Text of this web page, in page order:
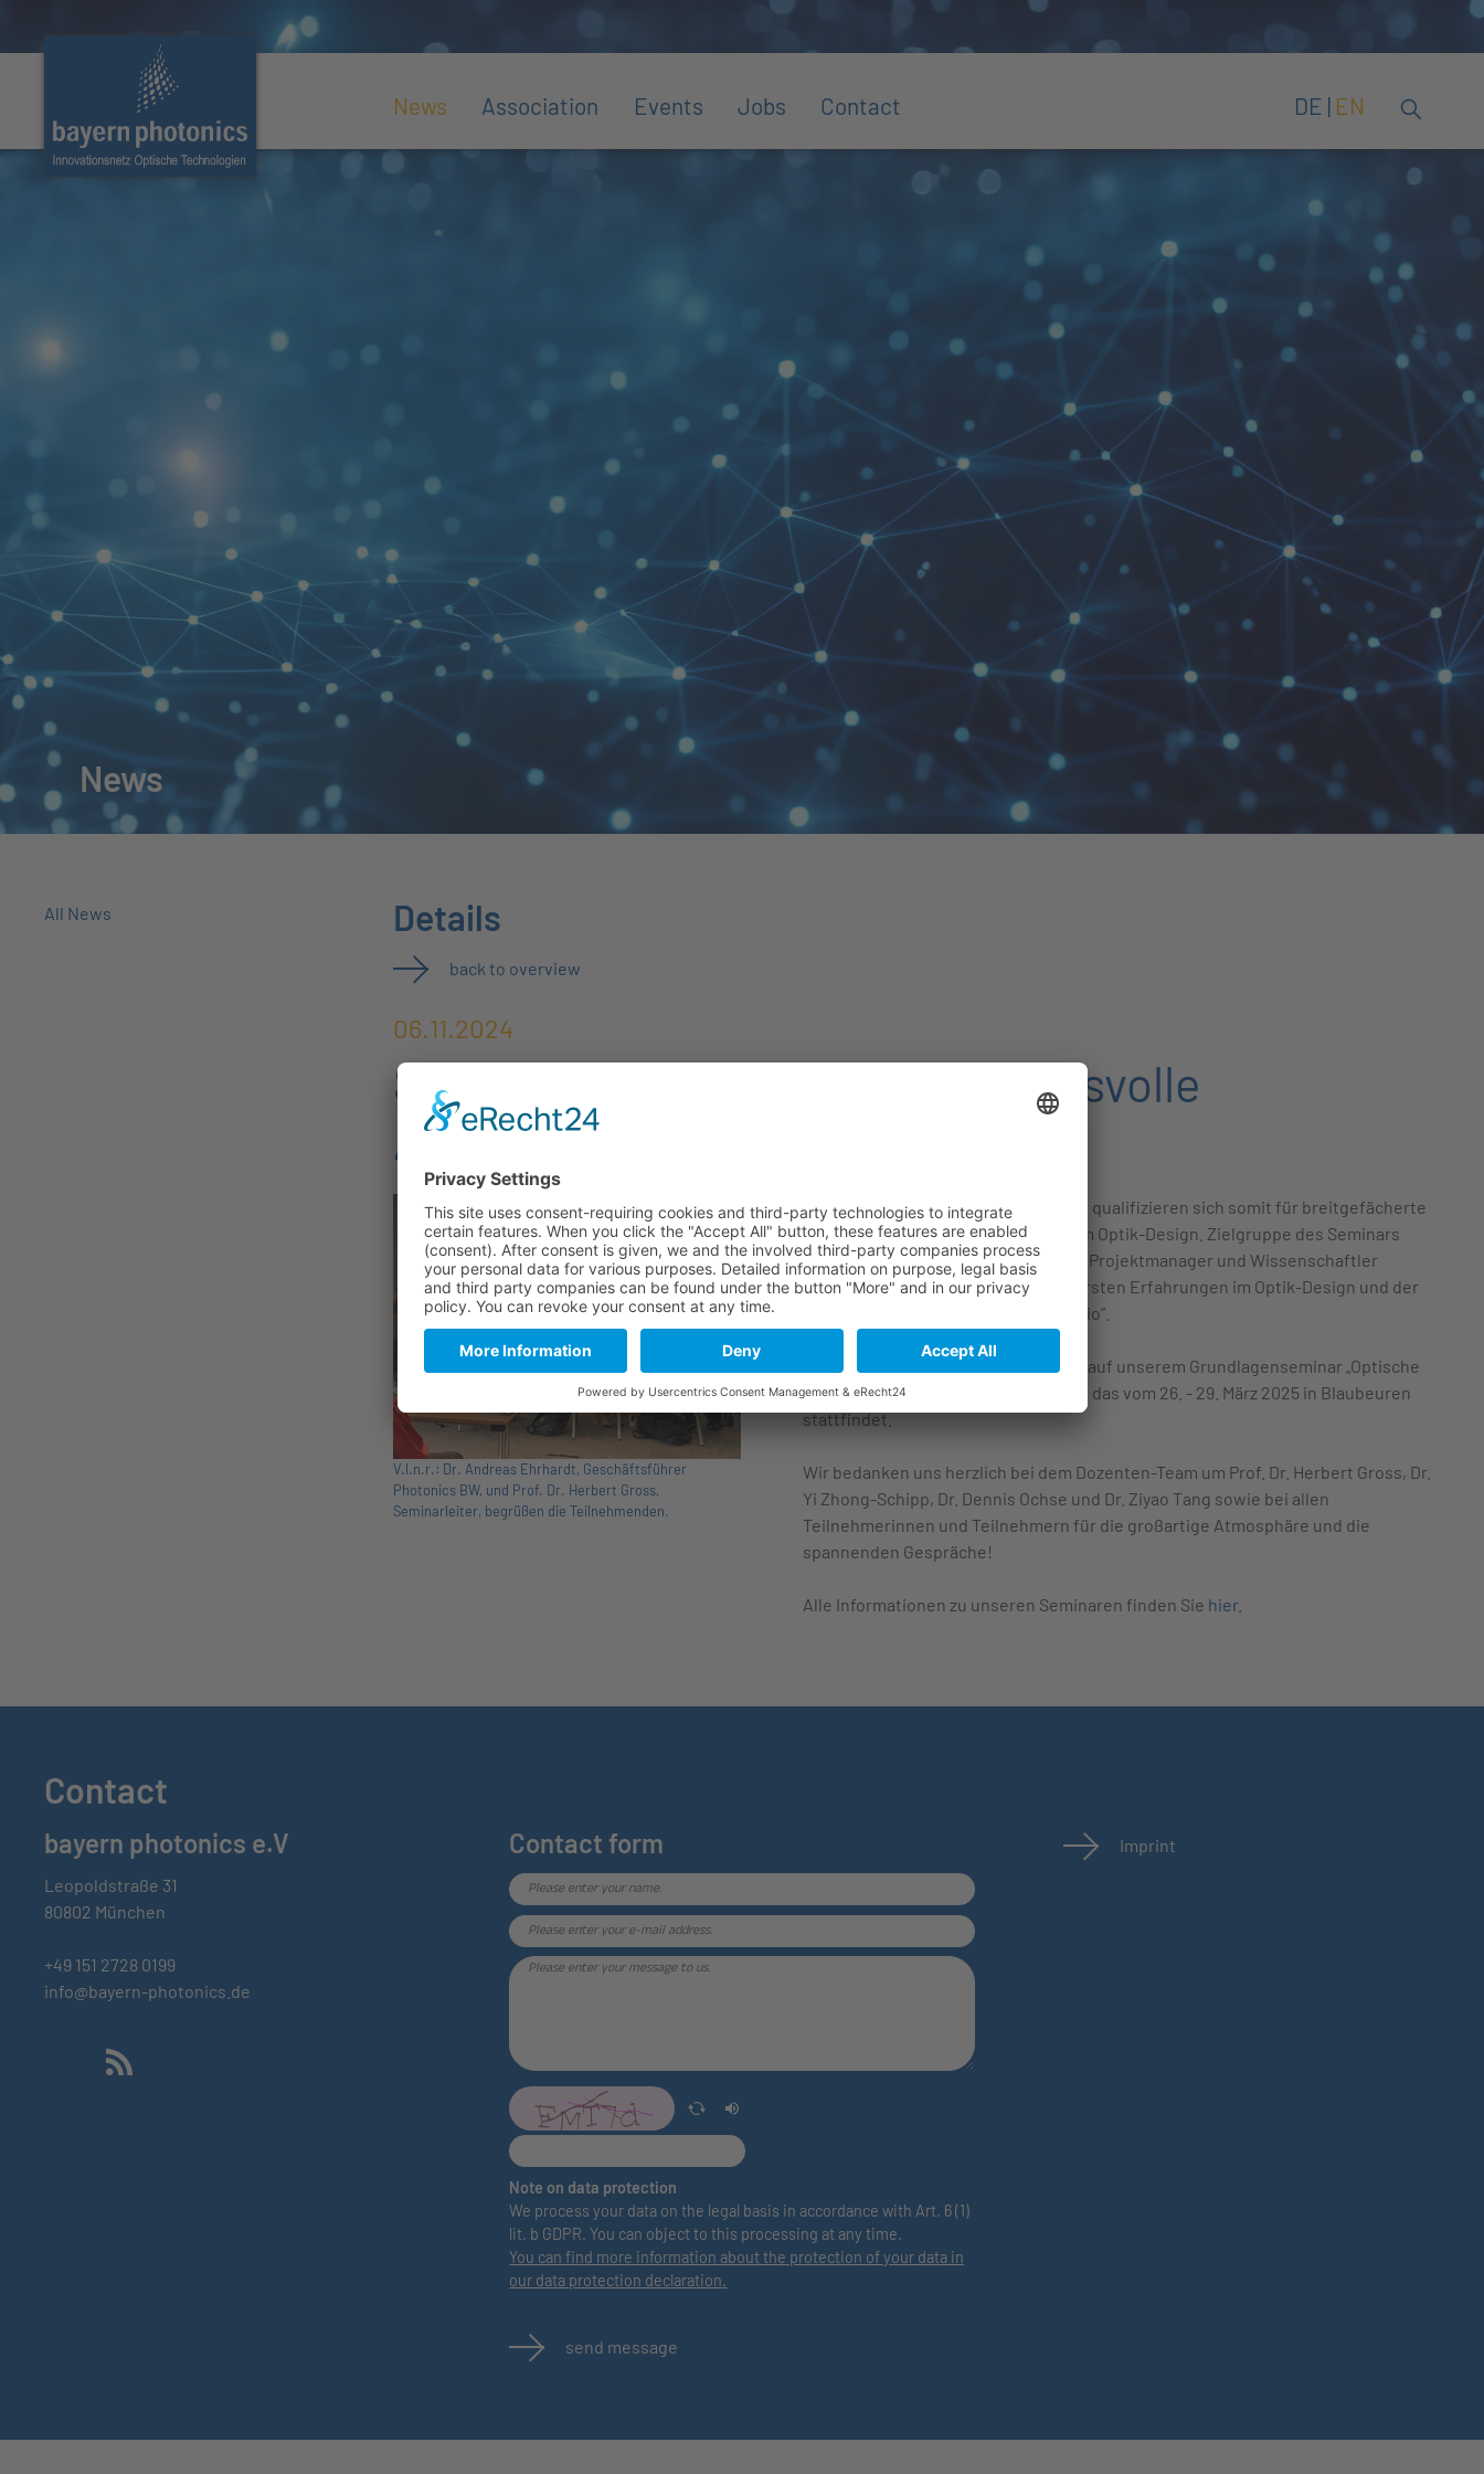
News Association Events Jobs Contact DE EN
News
All News Details
back to overview
06.11.2024
Seminar qualifiziert für anspruchsvolle
Aufgaben im Optik-Design
V.l.n.r.: Dr. Andreas Ehrhardt, Geschäftsführer
Photonics BW, und Prof. Dr. Herbert Gross,
Seminarleiter, begrüßen die Teilnehmenden.
Die Teilnehmerinnen und Teilnehmer qualifizieren sich somit für breitgefächerte
und anspruchsvolle Anwendungen im Optik-Design. Zielgruppe des Seminars
sind Ingenieure, Physiker, Techniker, Projektmanager und Wissenschaftler
(m/w/d) mit Grundkenntnissen und ersten Erfahrungen im Optik-Design und der
Anwendung der Software „OpticStudio”.
Das englischsprachige Seminar baut auf unserem Grundlagenseminar „Optische
Systeme: Design und Simulation“ auf, das vom 26. - 29. März 2025 in Blaubeuren
stattfindet.
Wir bedanken uns herzlich bei dem Dozenten-Team um Prof. Dr. Herbert Gross, Dr.
Yi Zhong-Schipp, Dr. Dennis Ochse und Dr. Ziyao Tang sowie bei allen
Teilnehmerinnen und Teilnehmern für die großartige Atmosphäre und die
spannenden Gespräche!
Alle Informationen zu unseren Seminaren finden Sie hier.
Contact
bayern photonics e.V
Leopoldstraße 31
80802 München
+49 151 2728 0199
info@bayern-photonics.de
Contact form
Note on data protection
We process your data on the legal basis in accordance with Art. 6 (1)
lit. b GDPR. You can object to this processing at any time.
You can find more information about the protection of your data in
our data protection declaration.
send message
Imprint